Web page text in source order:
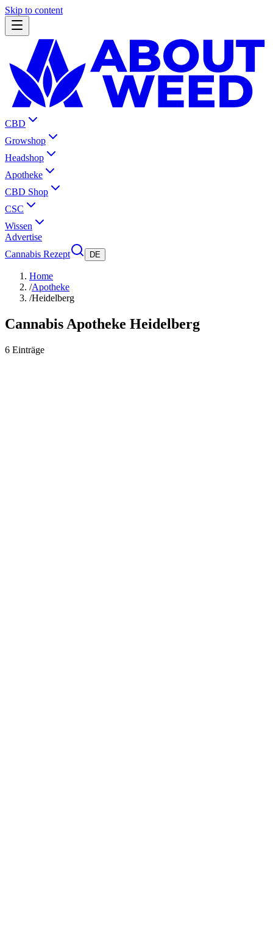
Skip to content
CBD
Growshop
Headshop
Apotheke
CBD Shop
CSC
Wissen
Advertise
Cannabis Rezept
DE
Home
/Apotheke
/Heidelberg
Cannabis Apotheke Heidelberg
6 Einträge